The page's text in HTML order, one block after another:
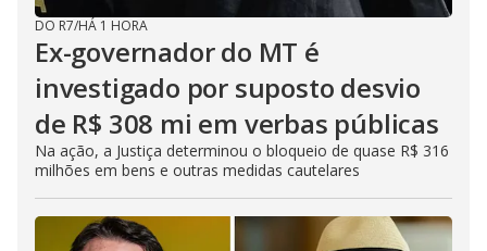
DO R7/HÁ 1 HORA
Ex-governador do MT é
investigado por suposto desvio
de R$ 308 mi em verbas públicas
Na ação, a Justiça determinou o bloqueio de quase R$ 316
milhões em bens e outras medidas cautelares